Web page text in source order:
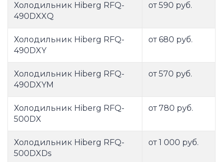
Холодильник Hiberg RFQ-
490DXXQ
от 590 руб.
Холодильник Hiberg RFQ-
490DXY
от 680 руб.
Холодильник Hiberg RFQ-
490DXYM
от 570 руб.
Холодильник Hiberg RFQ-
500DX
от 780 руб.
Холодильник Hiberg RFQ-
500DXDs
от 1 000 руб.